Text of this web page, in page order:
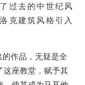
过去的中世纪风
克建筑风格引入
的作品，无疑是全
这座教堂，赋予其